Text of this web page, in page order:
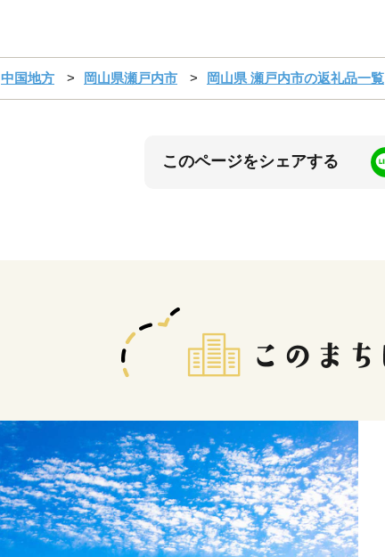
中国地方 岡山県瀬戸内市 岡山県 瀬戸内市の返礼品一覧
このページをシェアする